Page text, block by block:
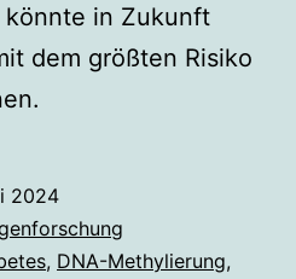
in Zukunft
dem größten Risiko
2024
, DNA-Methylierung,